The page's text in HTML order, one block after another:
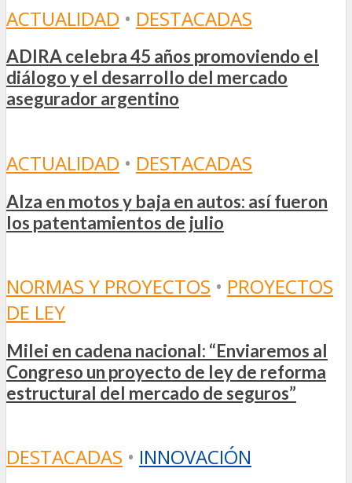
ACTUALIDAD • DESTACADAS
ADIRA celebra 45 años promoviendo el
diálogo y el desarrollo del mercado
asegurador argentino
ACTUALIDAD • DESTACADAS
Alza en motos y baja en autos: así fueron
los patentamientos de julio
NORMAS Y PROYECTOS • PROYECTOS
DE LEY
Milei en cadena nacional: “Enviaremos al
Congreso un proyecto de ley de reforma
estructural del mercado de seguros”
DESTACADAS • INNOVACIÓN